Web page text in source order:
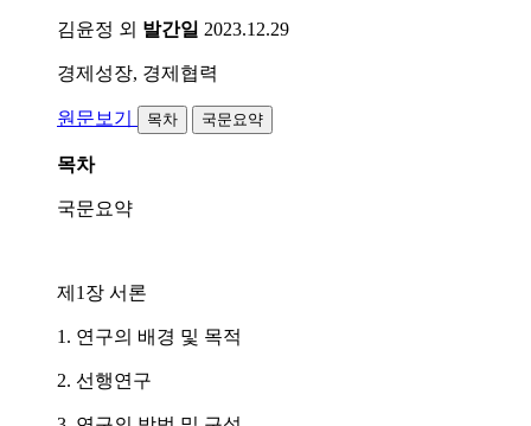
김윤정 외 발간일 2023.12.29
경제성장, 경제협력
원문보기 목차 국문요약
목차
국문요약
제1장 서론
1. 연구의 배경 및 목적
2. 선행연구